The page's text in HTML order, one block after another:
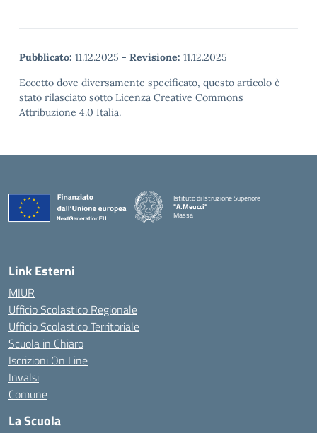
Pubblicato: 11.12.2025 - Revisione: 11.12.2025
Eccetto dove diversamente specificato, questo articolo è
stato rilasciato sotto Licenza Creative Commons
Attribuzione 4.0 Italia.
Istituto di Istruzione Superiore
"A.Meucci"
Massa
Link Esterni
MIUR
Ufficio Scolastico Regionale
Ufficio Scolastico Territoriale
Scuola in Chiaro
Iscrizioni On Line
Invalsi
Comune
La Scuola